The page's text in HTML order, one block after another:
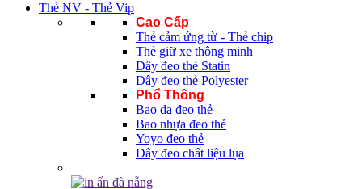
Thẻ NV - Thẻ Vip
Cao Cấp
Thẻ cảm ứng từ - Thẻ chip
Thẻ giữ xe thông minh
Dây đeo thẻ Statin
Dây đeo thẻ Polyester
Phổ Thông
Bao da đeo thẻ
Bao nhựa đeo thẻ
Yoyo đeo thẻ
Dây đeo chất liệu lụa